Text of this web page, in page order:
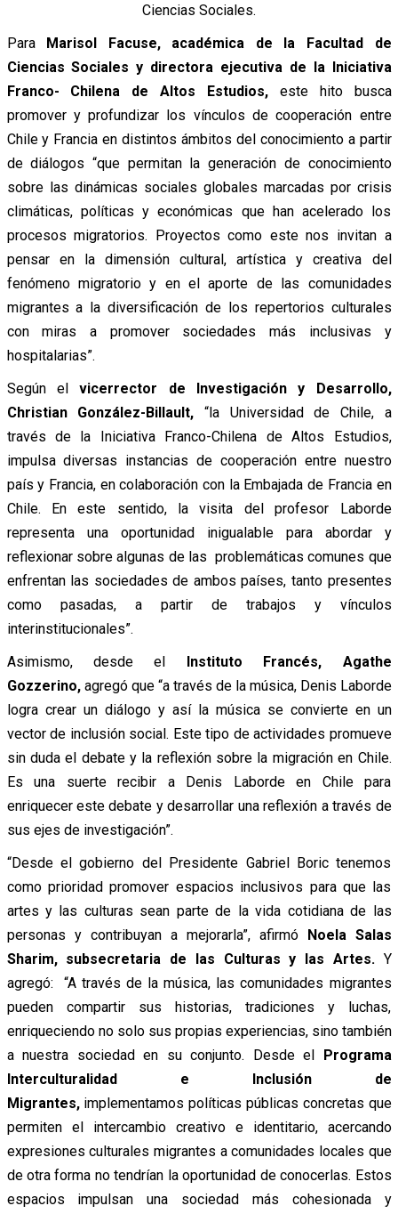
Ciencias Sociales.
ParaMarisol Facuse, académica de la Facultad de
Ciencias Sociales y directora ejecutiva de la Iniciativa
Franco- Chilena de Altos Estudios,este hito busca
promover y profundizar los vínculos de cooperación entre
Chile y Francia en distintos ámbitos del conocimiento a partir
de diálogos “que permitan la generación de conocimiento
sobre las dinámicas sociales globales marcadas por crisis
climáticas, políticas y económicas que han acelerado los
procesos migratorios. Proyectos como este nos invitan a
pensar en la dimensión cultural, artística y creativa del
fenómeno migratorio y en el aporte de las comunidades
migrantes a la diversificación de los repertorios culturales
con miras a promover sociedades más inclusivas y
hospitalarias”.
Según elvicerrector de Investigación y Desarrollo,
Christian González-Billault, “la Universidad de Chile, a
través de la Iniciativa Franco-Chilena de Altos Estudios,
impulsa diversas instancias de cooperación entre nuestro
país y Francia, en colaboración con la Embajada de Francia en
Chile. En este sentido, la visita del profesor Laborde
representa una oportunidad inigualable para abordar y
reflexionar sobre algunas de las problemáticas comunes que
enfrentan las sociedades de ambos países, tanto presentes
como pasadas, a partir de trabajos y vínculos
interinstitucionales”.
Asimismo, desde el
Instituto Francés, Agathe
Gozzerino,agregó que “a través de la música, Denis Laborde
logra crear un diálogo y así la música se convierte en un
vector de inclusión social. Este tipo de actividades promueve
sin duda el debate y la reflexión sobre la migración en Chile.
Es una suerte recibir a Denis Laborde en Chile para
enriquecer este debate y desarrollar una reflexión a través de
sus ejes de investigación”.
“Desde el gobierno del Presidente Gabriel Boric tenemos
como prioridad promover espacios inclusivos para que las
artes y las culturas sean parte de la vida cotidiana de las
personas y contribuyan a mejorarla”, afirmó
Noela Salas
Sharim, subsecretaria de las Culturas y las Artes.Y
agregó: “A través de la música, las comunidades migrantes
pueden compartir sus historias, tradiciones y luchas,
enriqueciendo no solo sus propias experiencias, sino también
a nuestra sociedad en su conjunto. Desde el
Programa
Interculturalidad e Inclusión de
Migrantes,implementamos políticas públicas concretas que
permiten el intercambio creativo e identitario, acercando
expresiones culturales migrantes a comunidades locales que
de otra forma no tendrían la oportunidad de conocerlas. Estos
espacios impulsan una sociedad más cohesionada y